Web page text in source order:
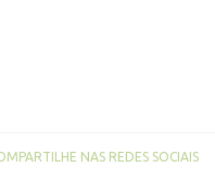
NAS REDES SOCIAIS